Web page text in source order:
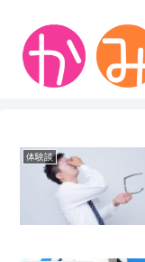
体験談